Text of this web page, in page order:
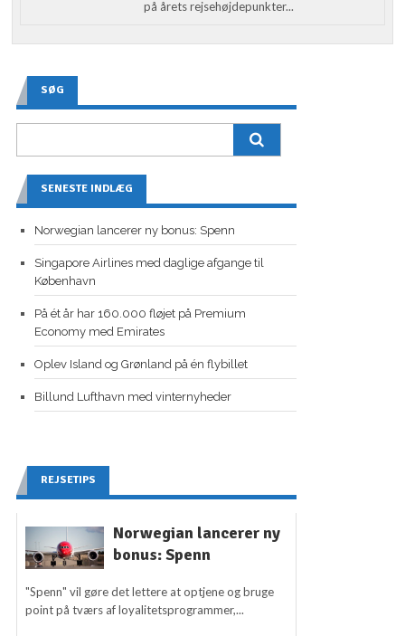
på årets rejsehøjdepunkter...
SØG
SENESTE INDLÆG
Norwegian lancerer ny bonus: Spenn
Singapore Airlines med daglige afgange til
København
På ét år har 160.000 fløjet på Premium
Economy med Emirates
Oplev Island og Grønland på én flybillet
Billund Lufthavn med vinternyheder
REJSETIPS
Norwegian lancerer ny
bonus: Spenn
"Spenn" vil gøre det lettere at optjene og bruge
point på tværs af loyalitetsprogrammer,...